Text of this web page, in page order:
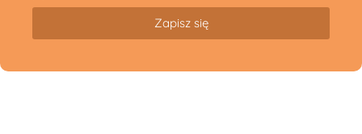
Zapisz się